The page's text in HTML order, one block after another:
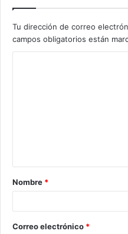
Tu dirección de correo
campos obligatorios están
Nombre *
Correo electrónico *